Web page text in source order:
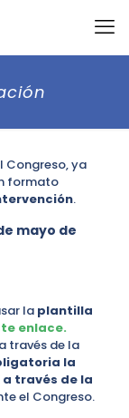
Congreso, ya
formato
.
mayo de
la plantilla
enlace.
a través de la
la
a través de la
el Congreso.